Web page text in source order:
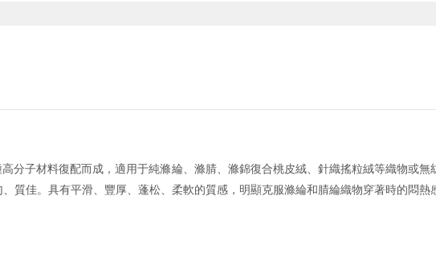
分子材料復配而成，適用于純滌綸、滌腈、滌錦復合桃皮絨、針織搖粒絨等織物或
質佳。具有平滑、豐厚、蓬松、柔軟的質感，明顯克服滌綸和腈綸織物穿著時的悶熱